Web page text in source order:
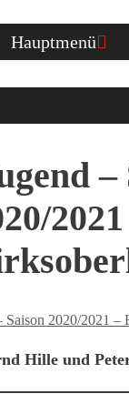
Hauptmenü
–
Hille und